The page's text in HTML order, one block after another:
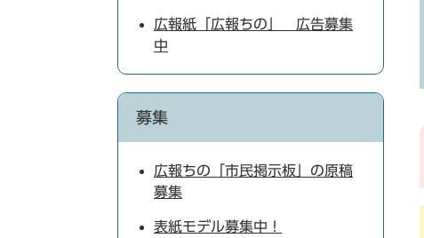
広報紙「広報ちの」 広告募集
中
募集
広報ちの「市民掲示板」の原稿
募集
表紙モデル募集中！